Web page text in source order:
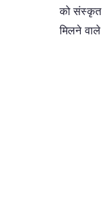
को संस्कृत
मिलने